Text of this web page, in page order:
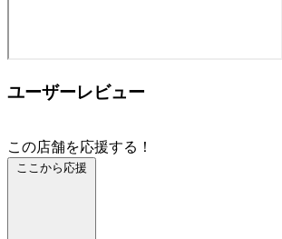
ユーザーレビュー
この店舗を応援する！
ここから応援